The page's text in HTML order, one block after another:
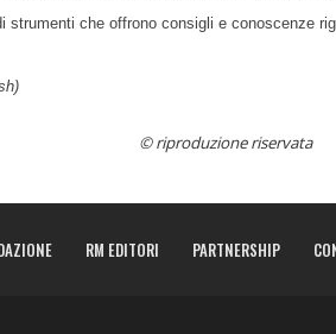
strumenti che offrono consigli e conoscenze
© riproduzione riservata
RM EDITORI PARTNERSHIP